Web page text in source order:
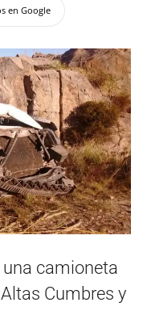
en Google
camioneta
Cumbres y